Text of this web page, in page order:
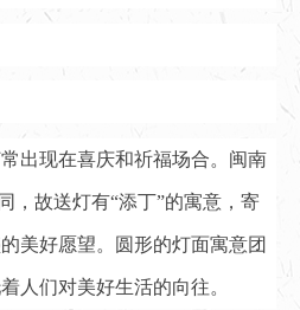
出现在喜庆和祈福场合。闽南
，故送灯有“添丁”的寓意，寄
美好愿望。圆形的灯面寓意团
人们对美好生活的向往。